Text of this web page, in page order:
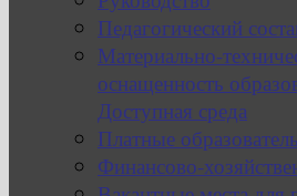
Педагогический
Материально-
оснащенность
Доступная среда
Платные
Финансово-